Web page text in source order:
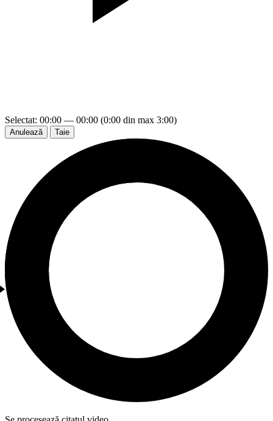
Selectat: 00:00 — 00:00 (0:00 din max 3:00)
Anulează Taie